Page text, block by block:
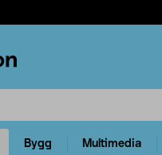
Bygg Multimedia